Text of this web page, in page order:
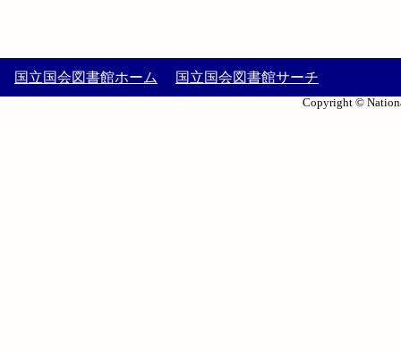
国立国会図書館ホーム 国立国会図書館サーチ
Copyright ©